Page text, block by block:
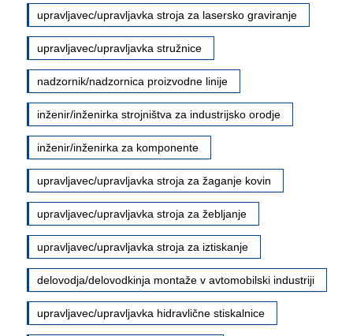
upravljavec/upravljavka stroja za lasersko graviranje
upravljavec/upravljavka stružnice
nadzornik/nadzornica proizvodne linije
inženir/inženirka strojništva za industrijsko orodje
inženir/inženirka za komponente
upravljavec/upravljavka stroja za žaganje kovin
upravljavec/upravljavka stroja za žebljanje
upravljavec/upravljavka stroja za iztiskanje
delovodja/delovodkinja montaže v avtomobilski industriji
upravljavec/upravljavka hidravlične stiskalnice